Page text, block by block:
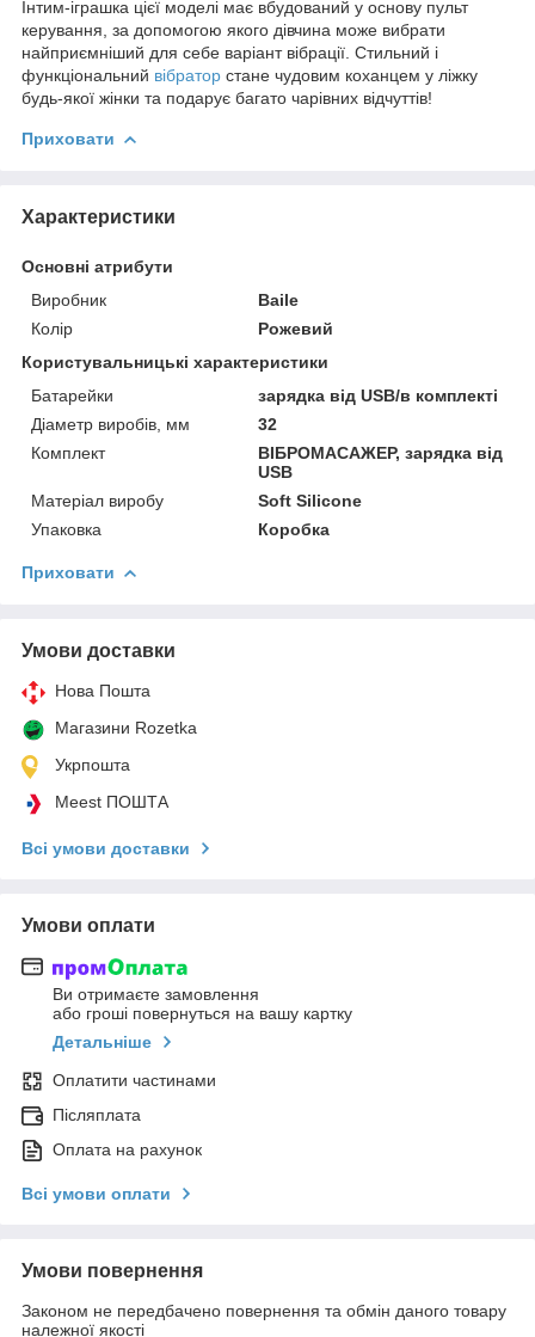
Інтим-іграшка цієї моделі має вбудований у основу пульт
керування, за допомогою якого дівчина може вибрати
найприємніший для себе варіант вібрації. Стильний і
функціональний вібратор стане чудовим коханцем у ліжку
будь-якої жінки та подарує багато чарівних відчуттів!
Приховати
Характеристики
Основні атрибути
Виробник
Baile
Колір
Рожевий
Користувальницькі характеристики
Батарейки
зарядка від USB/в комплекті
Діаметр виробів, мм
32
Комплект
ВІБРОМАСАЖЕР, зарядка від
USB
Матеріал виробу
Soft Silicone
Упаковка
Коробка
Приховати
Умови доставки
Нова Пошта
Магазини Rozetka
Укрпошта
Meest ПОШТА
Всі умови доставки
Умови оплати
Ви отримаєте замовлення
або гроші повернуться на вашу картку
Детальніше
Оплатити частинами
Післяплата
Оплата на рахунок
Всі умови оплати
Умови повернення
Законом не передбачено повернення та обмін даного товару
належної якості